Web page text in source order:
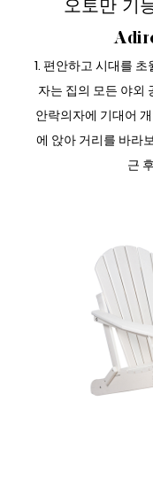
오토만 기
1. 편안하고 시대를
자는 집의 모든 야외
안락의자에 기대어
에 앉아 거리를 바라
근